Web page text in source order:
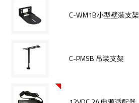
C-WM1B小型壁装支架
C-PMSB 吊装支架